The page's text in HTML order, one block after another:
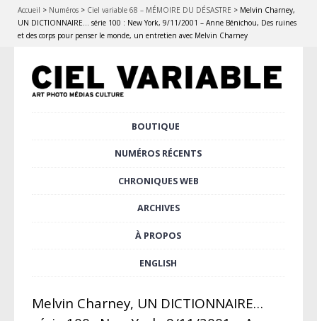
Accueil > Numéros > Ciel variable 68 – MÉMOIRE DU DÉSASTRE > Melvin Charney,
UN DICTIONNAIRE… série 100 : New York, 9/11/2001 – Anne Bénichou, Des ruines
et des corps pour penser le monde, un entretien avec Melvin Charney
BOUTIQUE
NUMÉROS RÉCENTS
CHRONIQUES WEB
ARCHIVES
À PROPOS
ENGLISH
Melvin Charney, UN DICTIONNAIRE…